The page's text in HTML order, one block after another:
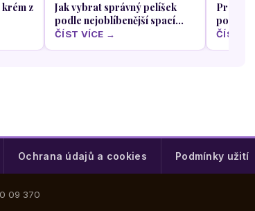
z
Jak vybrat správný pelíšek
podle nejoblíbenější spací
polohy vašeho psa
ČÍST VÍCE →
Proč se
pod stůl
oběda
ČÍST
Ochrana údajů a cookies Podmínky užití
09 370